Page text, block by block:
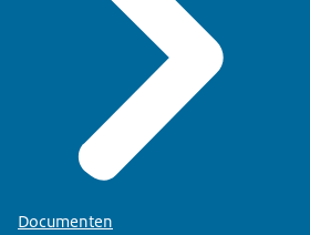
Documenten